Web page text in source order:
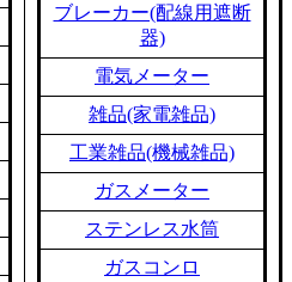
ブレーカー(配線用遮断
器)
電気メーター
雑品(家電雑品)
工業雑品(機械雑品)
ガスメーター
ステンレス水筒
ガスコンロ